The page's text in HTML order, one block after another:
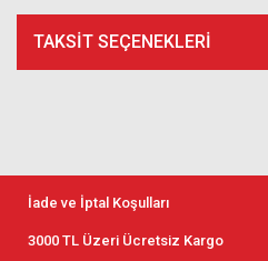
TAKSIT SEÇENEKLERI
İade ve İptal Koşulları
3000 TL Üzeri Ücretsiz Kargo